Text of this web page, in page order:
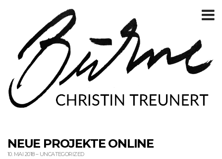
NEUE PROJEKTE ONLINE
10. MAI 2018– UNCATEGORIZED